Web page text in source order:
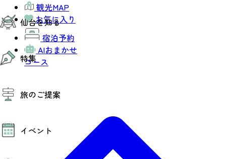
仙台夜時間
モデルコース
エリアガイド
お知らせ
お得なチケット
仙台を知る
仙台の魅力
エリアガイド
復興に向けて
仙台から行く東北周遊旅
伝統的工芸品
特集
夜時間トピックス
旅のご提案
AIおまかせコース
オリジナルプラン
みんなの旅行記
イベント
イベント情報
観光MAP
お気に入り
宿泊予約
AIおまかせ
コース